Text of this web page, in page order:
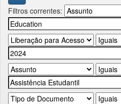
Filtros correntes: